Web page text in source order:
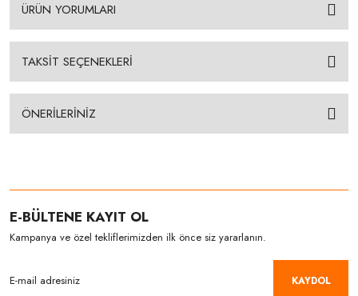
ÜRÜN YORUMLARI
TAKSİT SEÇENEKLERİ
ÖNERİLERİNİZ
E-BÜLTENE KAYIT OL
Kampanya ve özel tekliflerimizden ilk önce siz yararlanın.
KAYDOL